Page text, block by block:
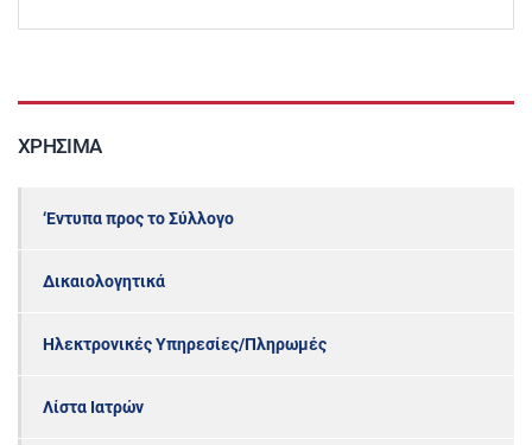
ΧΡΉΣΙΜΑ
‘Εντυπα προς το Σύλλογο
Δικαιολογητικά
Ηλεκτρονικές Υπηρεσίες/Πληρωμές
Λίστα Ιατρών